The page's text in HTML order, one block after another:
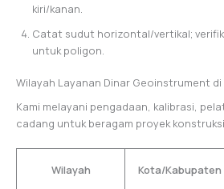
kiri/kanan.
Catat sudut horizontal/vertikal;
untuk poligon.
Wilayah Layanan Dinar Geoinstrument
Kami melayani pengadaan, kalibrasi,
cadang untuk beragam proyek
Wilayah Kota/Kabupaten